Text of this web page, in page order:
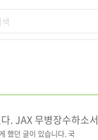
. JAX 무병장수하소서
했던 글이 있습니다. 국